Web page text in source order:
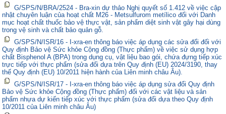
G/SPS/N/BRA/2524 - Bra-xin dự thảo Nghị quyết số 1.412 về việc cập
nhật chuyên luận của hoạt chất M26 - Metsulfurom metílico đối với Danh
mục hoạt chất thuốc bảo vệ thực vật, sản phẩm diệt sinh vật gây hại dùng
trong vệ sinh và chất bảo quản gỗ.
G/SPS/N/ISR/16 - I-xra-en thông báo việc áp dụng các sửa đổi đối với
Quy định Bảo vệ Sức khỏe Cộng đồng (Thực phẩm) về việc sử dụng hợp
chất Bisphenol A (BPA) trong dụng cụ, vật liệu bao gói, chứa đựng tiếp xúc
trực tiếp với thực phẩm (sửa đổi dựa trên Quy định (EU) 2024/3190, thay
thế Quy định (EU) 10/2011 hiện hành của Liên minh châu Âu).
G/SPS/N/ISR/17 - I-xra-en thông báo việc áp dụng sửa đổi Quy định
Bảo vệ Sức khỏe Cộng đồng (Thực phẩm) đối với các vật liệu và sản
phẩm nhựa dự kiến tiếp xúc với thực phẩm (sửa đổi dựa theo Quy định
10/2011 của Liên minh châu Âu)